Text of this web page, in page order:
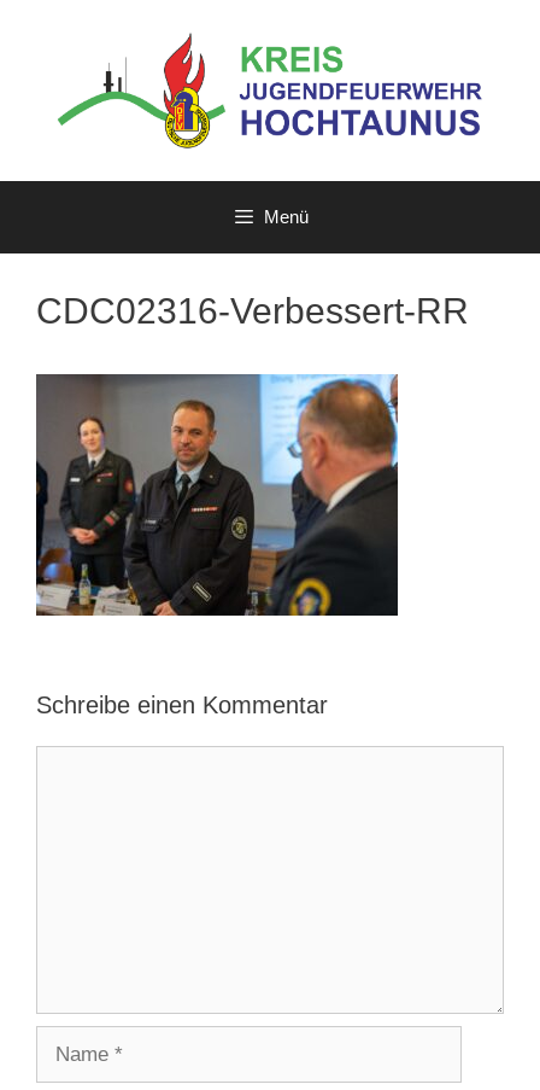
Menü
CDC02316-Verbessert-RR
Schreibe einen Kommentar